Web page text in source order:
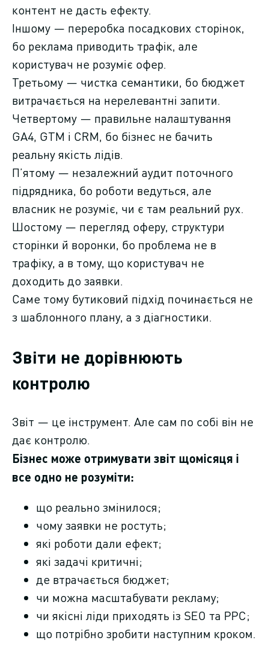
контент не дасть ефекту.
Іншому — переробка посадкових сторінок,
бо реклама приводить трафік, але
користувач не розуміє офер.
Третьому — чистка семантики, бо бюджет
витрачається на нерелевантні запити.
Четвертому — правильне налаштування
GA4, GTM і CRM, бо бізнес не бачить
реальну якість лідів.
П’ятому — незалежний аудит поточного
підрядника, бо роботи ведуться, але
власник не розуміє, чи є там реальний рух.
Шостому — перегляд оферу, структури
сторінки й воронки, бо проблема не в
трафіку, а в тому, що користувач не
доходить до заявки.
Саме тому бутиковий підхід починається не
з шаблонного плану, а з діагностики.
Звіти не дорівнюють
контролю
Звіт — це інструмент. Але сам по собі він не
дає контролю.
Бізнес може отримувати звіт щомісяця і
все одно не розуміти:
що реально змінилося;
чому заявки не ростуть;
які роботи дали ефект;
які задачі критичні;
де втрачається бюджет;
чи можна масштабувати рекламу;
чи якісні ліди приходять із SEO та PPC;
що потрібно зробити наступним кроком.